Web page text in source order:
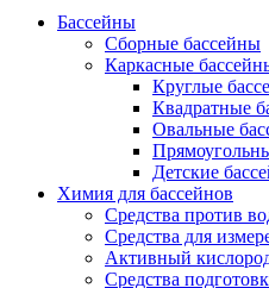
Бассейны
Сборные бассейны
Каркасные
Круглые
Квадратные
Овальные
Детские
Химия для бассейнов
Средства против
Средства для
Активный
Средства